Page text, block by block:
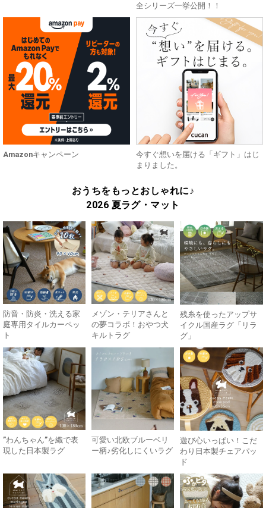
全シリーズ一挙公開！！
Amazonキャンペーン
今すぐ想いを届ける「ギフト」はじ
まりました。
おうちをもっとおしゃれに♪
2026 夏ラグ・マット
防音・防炎・洗える家
庭専用タイルカーペッ
ト
メゾン・テリアさんと
の夢コラボ！おやつ犬
キルトラグ
残糸を使ったアップサ
イクル国産ラグ「リラ
グ」
”わんちゃん”を織で表
現した日本製ラグ
可愛い北欧ブルーベリ
ー柄♪劣化しにくいラグ
遊び心いっぱい！こだ
わり日本製チェアパッ
ド